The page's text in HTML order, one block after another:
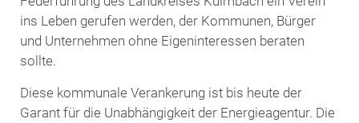
ins Leben gerufen werden, der Kommunen, Bürger
und Unternehmen ohne Eigeninteressen beraten
sollte.
Diese kommunale Verankerung ist bis heute der
Garant für die Unabhängigkeit der Energieagentur. Die